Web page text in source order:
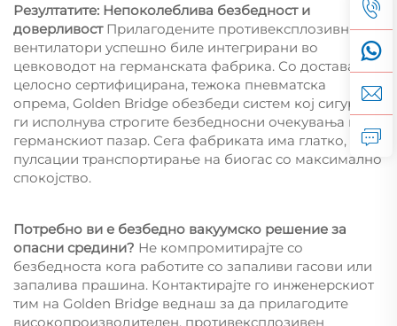
Резултатите: Непоколеблива безбедност и
доверливост Прилагодените противексплозивни
вентилатори успешно биле интегрирани во
цевководот на германската фабрика. Со достава на
целосно сертифицирана, тежока пневматска
опрема, Golden Bridge обезбеди систем кој сигурно
ги исполнува строгите безбедносни очекувања на
германскиот пазар. Сега фабриката има глатко, без
пулсации транспортирање на биогас со максимално
спокојство.
Потребно ви е безбедно вакуумско решение за
опасни средини? Не компромитирајте со
безбедноста кога работите со запаливи гасови или
запалива прашина. Контактирајте го инженерскиот
тим на Golden Bridge веднаш за да прилагодите
високопроизводителен, противексплозивен